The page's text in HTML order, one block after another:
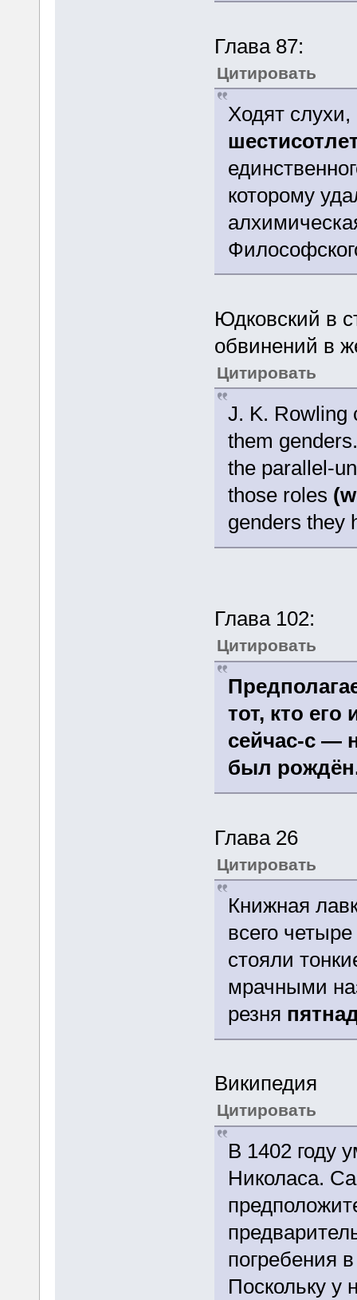
Глава 87:
Цитировать
Ходят
которому
Юдковский в
обвинений в
Цитировать
J. K. Rowling
them
the parallel-
those roles
genders they
Глава 102:
Цитировать
тот, кто его
сейчас-с —
был
Глава 26
Цитировать
Книжная
всего
стояли
мрачными
резня
Википедия
Цитировать
В 1402 году
Николаса.
погребения
Поскольку у